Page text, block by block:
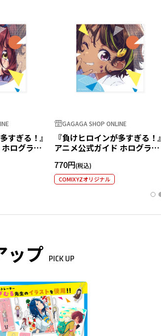
すぎる！』
ログラム
GAGAGA SHOP ONLINE
『負けヒロインが多すぎる！』
アニメ公式ガイド ホログラム
770円
COMIXYZオリジナル
ップ PICK UP